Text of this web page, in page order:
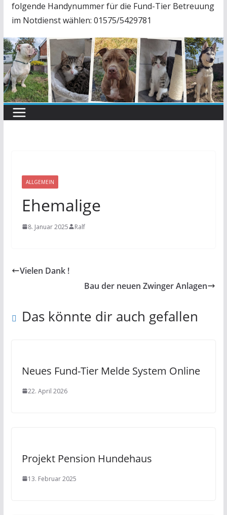
folgende Handynummer für die Fund-Tier Betreuung
im Notdienst wählen: 01575/5429781
ALLGEMEIN
Ehemalige
8. Januar 2025 Ralf
Vielen Dank !
Bau der neuen Zwinger Anlagen
Das könnte dir auch gefallen
Neues Fund-Tier Melde System Online
22. April 2026
Projekt Pension Hundehaus
13. Februar 2025